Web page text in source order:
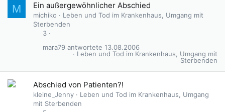
M Ein außergewöhnlicher Abschied
michiko
Leben und Tod im Krankenhaus, Umgang mit
Sterbenden
3
Leben und Tod im Krankenhaus, Umgang mit
Sterbenden
13.08.2006
mara79
Abschied von Patienten?!
kleine_Jenny
Leben und Tod im Krankenhaus, Umgang
mit Sterbenden